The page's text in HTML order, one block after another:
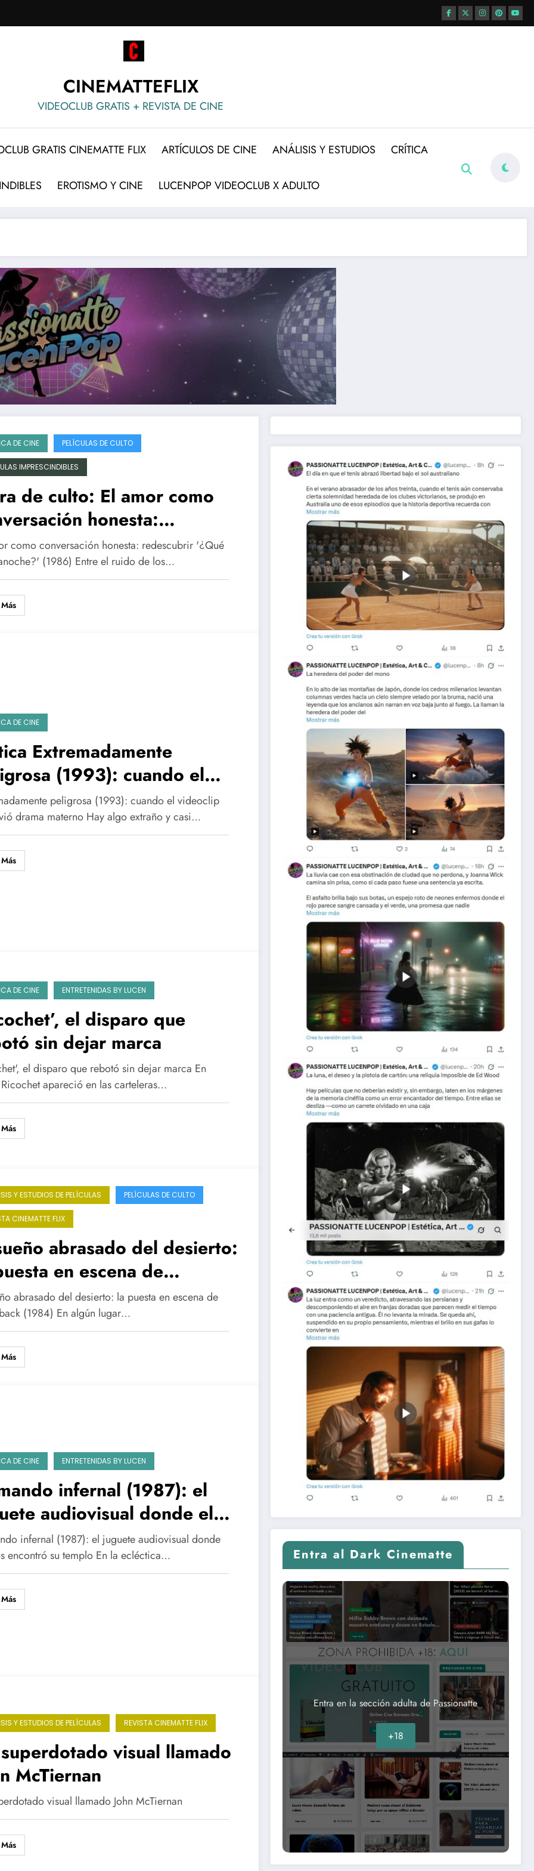
CINEMATTEFLIX
VIDEOCLUB GRATIS + REVISTA DE CINE
GRATIS CINEMATTE FLIX ARTÍCULOS DE CINE ANÁLISIS Y ESTUDIOS CRÍTICA
EROTISMO Y CINE LUCENPOP VIDEOCLUB X ADULTO
DE CINE PELÍCULAS DE CULTO
IMPRESCINDIBLES
de culto: El amor como
honesta:
‘¿Qué pasó
(1986)
como conversación honesta: redescubrir '¿Qué
(1986) Entre el ruido de los…
DE CINE
Extremadamente
(1993): cuando el
se volvió drama
peligrosa (1993): cuando el videoclip
drama materno Hay algo extraño y casi…
DE CINE ENTRETENIDAS BY LUCEN
el disparo que
sin dejar marca
el disparo que rebotó sin dejar marca En
apareció en las carteleras…
Y ESTUDIOS DE PELÍCULAS PELÍCULAS DE CULTO
CINEMATTE FLIX
abrasado del desierto:
en escena de
(1984)
abrasado del desierto: la puesta en escena de
(1984) En algún lugar…
DE CINE ENTRETENIDAS BY LUCEN
infernal (1987): el
audiovisual donde el
encontró su templo
infernal (1987): el juguete audiovisual donde
encontró su templo En la ecléctica…
Y ESTUDIOS DE PELÍCULAS REVISTA CINEMATTE FLIX
visual llamado
McTiernan
visual llamado John McTiernan
Entra al Dark Cinematte
Entra en la sección adulta de Passionatte
+18